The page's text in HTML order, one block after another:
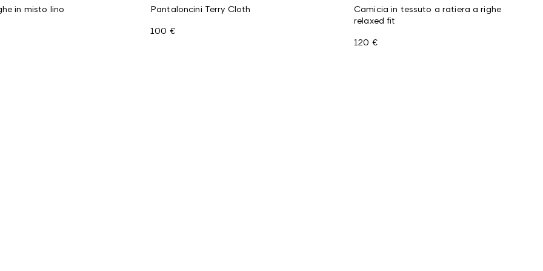
in misto lino Pantaloncini Terry Cloth
100 €
Camicia in tessuto a ratiera a righe
relaxed fit
120 €